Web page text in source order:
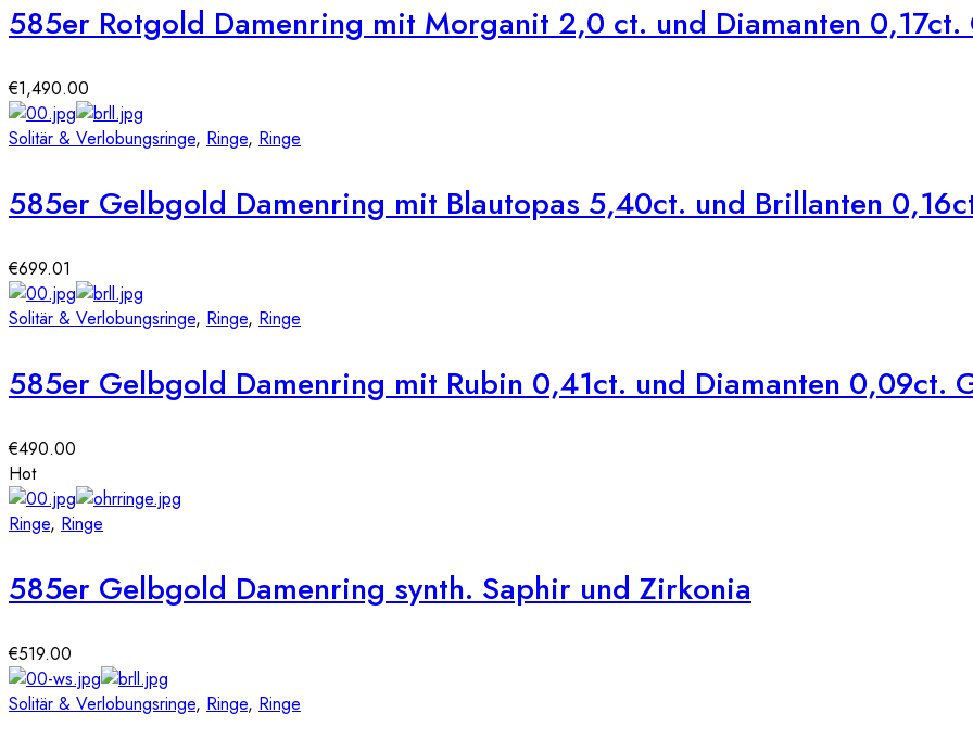
585er Rotgold Damenring mit Morganit 2,0 ct. und Diamanten 0,17ct.
€1,490.00
Solitär & Verlobungsringe, Ringe, Ringe
585er Gelbgold Damenring mit Blautopas 5,40ct. und Brillanten
€699.01
Solitär & Verlobungsringe, Ringe, Ringe
585er Gelbgold Damenring mit Rubin 0,41ct. und Diamanten 0,09ct.
€490.00
Hot
Ringe, Ringe
585er Gelbgold Damenring synth. Saphir und Zirkonia
€519.00
Solitär & Verlobungsringe, Ringe, Ringe